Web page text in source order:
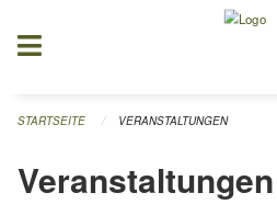
STARTSEITE VERANSTALTUNGEN
Veranstaltungen